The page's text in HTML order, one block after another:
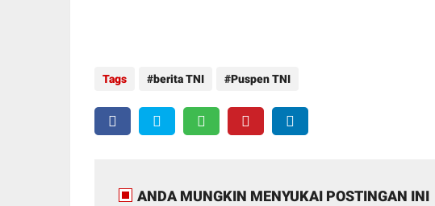
Tags berita TNI Puspen TNI
ANDA MUNGKIN MENYUKAI POSTINGAN INI